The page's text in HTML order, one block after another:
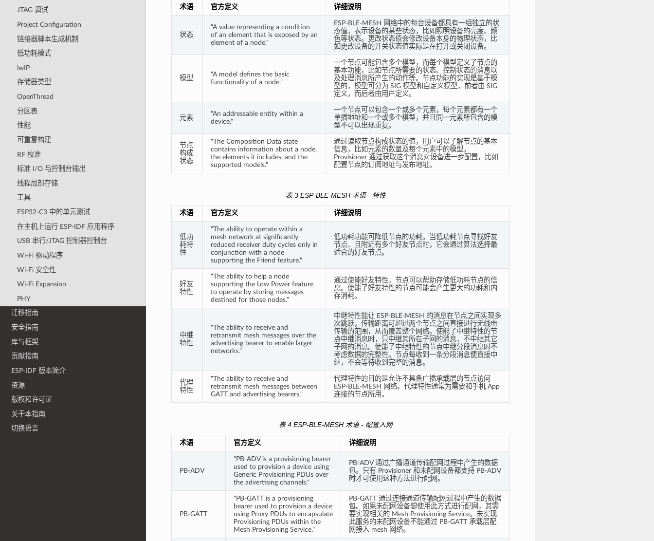
JTAG 调试
Project Configuration
链接器脚本生成机制
低功耗模式
lwIP
存储器类型
OpenThread
分区表
性能
可重复构建
RF 校准
标准 I/O 与控制台输出
线程局部存储
工具
ESP32-C3 中的单元测试
在主机上运行 ESP-IDF 应用程序
USB 串行/JTAG 控制器控制台
Wi-Fi 驱动程序
Wi-Fi 安全性
Wi-Fi Expansion
PHY
迁移指南
安全指南
库与框架
贡献指南
ESP-IDF 版本简介
资源
版权和许可证
关于本指南
切换语言
术语 官方定义 详细说明
状态
"A value representing a condition
of an element that is exposed by an
element of a node."
ESP-BLE-MESH 网络中的每台设备都具有一组独立的状
态值，表示设备的某些状态，比如照明设备的亮度、颜
色等状态。更改状态值会修改设备本身的物理状态，比
如更改设备的开关状态值实际是在打开或关闭设备。
模型
"A model defines the basic
functionality of a node."
一个节点可能包含多个模型，而每个模型定义了节点的
基本功能，比如节点所需要的状态、控制状态的消息以
及处理消息所产生的动作等。节点功能的实现是基于模
型的，模型可分为 SIG 模型和自定义模型，前者由 SIG
定义，而后者由用户定义。
元素
"An addressable entity within a
device."
一个节点可以包含一个或多个元素，每个元素都有一个
单播地址和一个或多个模型，并且同一元素所包含的模
型不可以出现重复。
节点
构成
状态
"The Composition Data state
contains information about a node,
the elements it includes, and the
supported models."
通过读取节点构成状态的值，用户可以了解节点的基本
信息，比如元素的数量及每个元素中的模型。
Provisioner 通过获取这个消息对设备进一步配置，比如
配置节点的订阅地址与发布地址。
表 3 ESP-BLE-MESH 术语 - 特性
术语 官方定义 详细说明
低功
耗特
性
"The ability to operate within a
mesh network at significantly
reduced receiver duty cycles only in
conjunction with a node
supporting the Friend feature."
低功耗功能可降低节点的功耗。当低功耗节点寻找好友
节点、且附近有多个好友节点时，它会通过算法选择最
适合的好友节点。
好友
特性
"The ability to help a node
supporting the Low Power feature
to operate by storing messages
destined for those nodes."
通过使能好友特性，节点可以帮助存储低功耗节点的信
息。使能了好友特性的节点可能会产生更大的功耗和内
存消耗。
中继
特性
"The ability to receive and
retransmit mesh messages over the
advertising bearer to enable larger
networks."
中继特性能让 ESP-BLE-MESH 的消息在节点之间实现多
次跳跃，传输距离可超过两个节点之间直接进行无线电
传输的范围，从而覆盖整个网络。使能了中继特性的节
点中继消息时，只中继其所在子网的消息，不中继其它
子网的消息。使能了中继特性的节点中继分段消息时不
考虑数据的完整性。节点每收到一条分段消息便直接中
继，不会等待收到完整的消息。
代理
特性
"The ability to receive and
retransmit mesh messages between
GATT and advertising bearers."
代理特性的目的是允许不具备广播承载层的节点访问
ESP-BLE-MESH 网络。代理特性通常为需要和手机 App
连接的节点所用。
表 4 ESP-BLE-MESH 术语 - 配置入网
术语 官方定义 详细说明
PB-ADV
"PB-ADV is a provisioning bearer
used to provision a device using
Generic Provisioning PDUs over
the advertising channels."
PB-ADV 通过广播通道传输配网过程中产生的数据
包。只有 Provisioner 和未配网设备都支持 PB-ADV
时才可使用这种方法进行配网。
PB-GATT
"PB-GATT is a provisioning
bearer used to provision a device
using Proxy PDUs to encapsulate
Provisioning PDUs within the
Mesh Provisioning Service."
PB-GATT 通过连接通道传输配网过程中产生的数据
包。如果未配网设备想使用此方式进行配网，其需
要实现相关的 Mesh Provisioning Service。未实现
此服务的未配网设备不能通过 PB-GATT 承载层配
网接入 mesh 网络。